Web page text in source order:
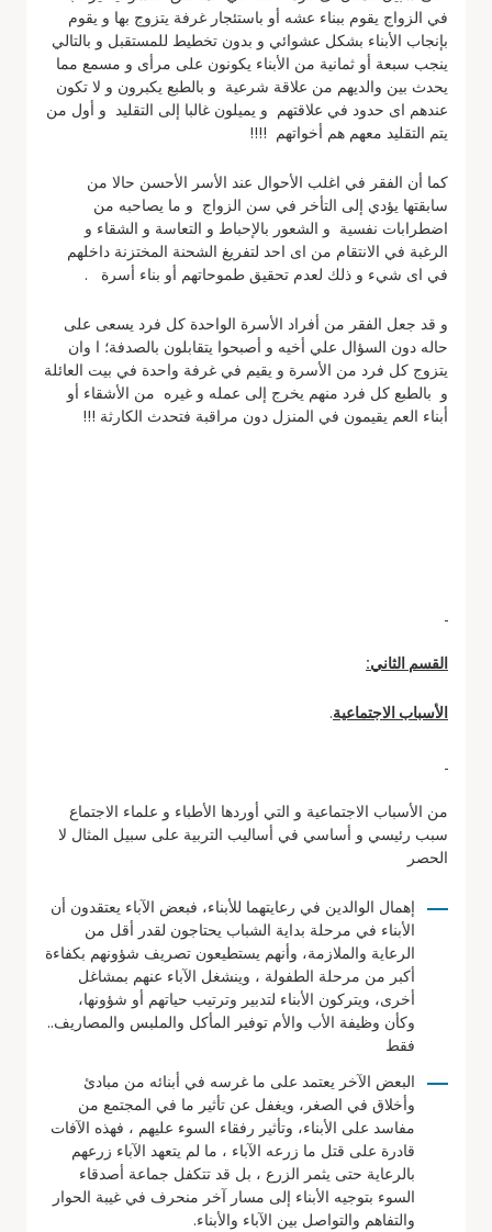
في الزواج يقوم ببناء عشه أو باستئجار غرفة يتزوج بها و يقوم
بإنجاب الأبناء بشكل عشوائي و بدون تخطيط للمستقبل و بالتالي
ينجب سبعة أو ثمانية من الأبناء يكونون على مرأى و مسمع مما
يحدث بين والديهم من علاقة شرعية و بالطبع يكبرون و لا تكون
عندهم اى حدود في علاقتهم و يميلون غالبا إلى التقليد و أول من
يتم التقليد معهم هم أخواتهم !!!!
كما أن الفقر في اغلب الأحوال عند الأسر الأحسن حالا من
سابقتها يؤدي إلى التأخر في سن الزواج و ما يصاحبه من
اضطرابات نفسية و الشعور بالإحباط و التعاسة و الشقاء و
الرغبة في الانتقام من اى احد لتفريغ الشحنة المختزنة داخلهم
في اى شيء و ذلك لعدم تحقيق طموحاتهم أو بناء أسرة .
و قد جعل الفقر من أفراد الأسرة الواحدة كل فرد يسعى على
حاله دون السؤال علي أخيه و أصبحوا يتقابلون بالصدفة؛ ا وان
يتزوج كل فرد من الأسرة و يقيم في غرفة واحدة في بيت العائلة
و بالطبع كل فرد منهم يخرج إلى عمله و غيره من الأشقاء أو
أبناء العم يقيمون في المنزل دون مراقبة فتحدث الكارثة !!!
القسم الثاني:
الأسباب الاجتماعية.
من الأسباب الاجتماعية و التي أوردها الأطباء و علماء الاجتماع
سبب رئيسي و أساسي في أساليب التربية على سبيل المثال لا
الحصر
إهمال الوالدين في رعايتهما للأبناء، فبعض الآباء يعتقدون أن
الأبناء في مرحلة بداية الشباب يحتاجون لقدر أقل من
الرعاية والملازمة، وأنهم يستطيعون تصريف شؤونهم بكفاءة
أكبر من مرحلة الطفولة ، وينشغل الآباء عنهم بمشاغل
أخرى، ويتركون الأبناء لتدبير وترتيب حياتهم أو شؤونها،
وكأن وظيفة الأب والأم توفير المأكل والملبس والمصاريف..
فقط
البعض الآخر يعتمد على ما غرسه في أبنائه من مبادئ
وأخلاق في الصغر، ويغفل عن تأثير ما في المجتمع من
مفاسد على الأبناء، وتأثير رفقاء السوء عليهم ، فهذه الآفات
قادرة على قتل ما زرعه الآباء ، ما لم يتعهد الآباء زرعهم
بالرعاية حتى يثمر الزرع ، بل قد تتكفل جماعة أصدقاء
السوء بتوجيه الأبناء إلى مسار آخر منحرف في غيبة الحوار
والتفاهم والتواصل بين الآباء والأبناء.